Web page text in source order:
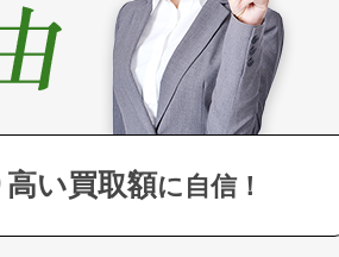
高い買取額に自信！